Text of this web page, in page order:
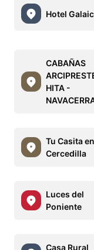
Hotel
CABAÑAS
HITA -
Tu Casita en
Cercedilla
Luces del
Poniente
Casa Rural